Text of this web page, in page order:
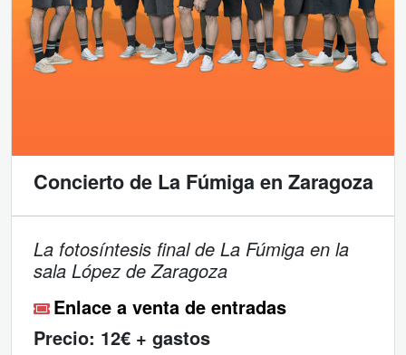
Concierto de La Fúmiga en Zaragoza
La fotosíntesis final de La Fúmiga en la
sala López de Zaragoza
Enlace a venta de entradas
Precio: 12€ + gastos